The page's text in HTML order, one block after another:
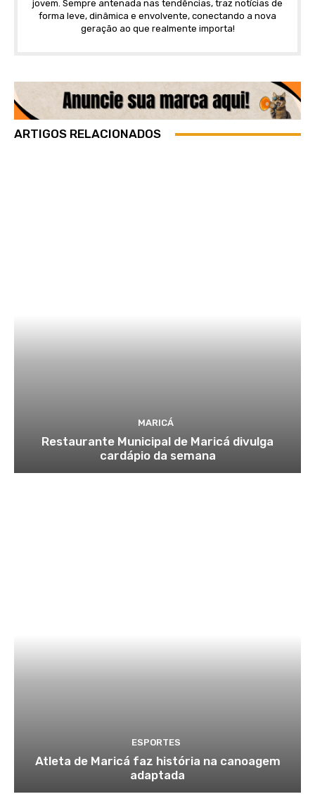
jovem. Sempre antenada nas tendências, traz notícias de
forma leve, dinâmica e envolvente, conectando a nova
geração ao que realmente importa!
ARTIGOS RELACIONADOS
MARICÁ
Restaurante Municipal de Maricá divulga
cardápio da semana
ESPORTES
Atleta de Maricá faz história na canoagem
adaptada